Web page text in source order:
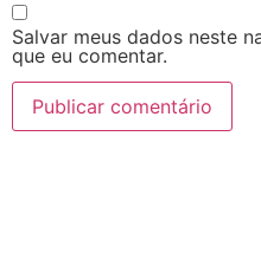
Salvar meus dados neste
que eu comentar.